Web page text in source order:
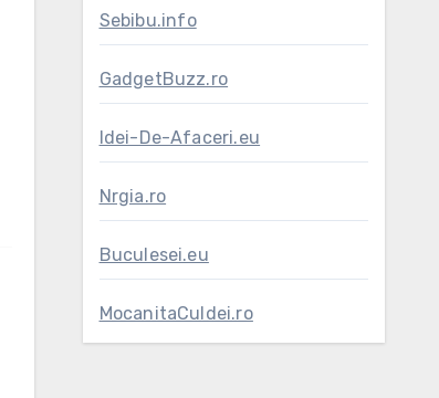
Sebibu.info
GadgetBuzz.ro
Idei-De-Afaceri.eu
Nrgia.ro
Buculesei.eu
MocanitaCuIdei.ro